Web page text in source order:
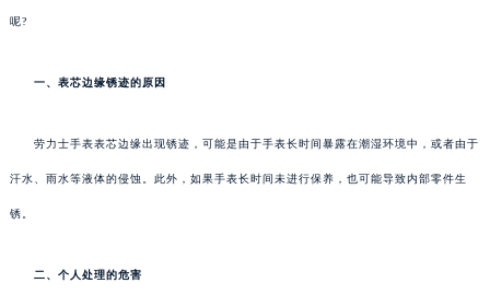
呢?
一、表芯边缘锈迹的原因
劳力士手表表芯边缘出现锈迹，可能是由于手表长时间暴露在潮湿环境中，或者由于
汗水、雨水等液体的侵蚀。此外，如果手表长时间未进行保养，也可能导致内部零件生
锈。
二、个人处理的危害